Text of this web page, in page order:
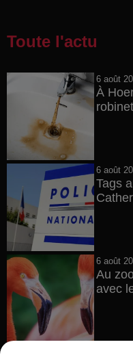
Toute l'actu
6 août
À
6 août
Tags
6 août
Au
avec